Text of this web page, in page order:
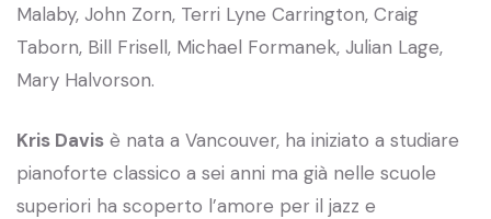
Malaby, John Zorn, Terri Lyne Carrington, Craig
Taborn, Bill Frisell, Michael Formanek, Julian Lage,
Mary Halvorson.
Kris Davis è nata a Vancouver, ha iniziato a studiare
pianoforte classico a sei anni ma già nelle scuole
superiori ha scoperto l’amore per il jazz e